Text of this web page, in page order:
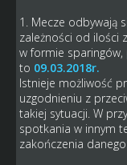
1. Mecze odbywają
zależności od ilości
w formie
to 09.03.2018r.
Istnieje możliwość
uzgodnieniu z
takiej sytuacji. W
spotkania w innym
zakończenia